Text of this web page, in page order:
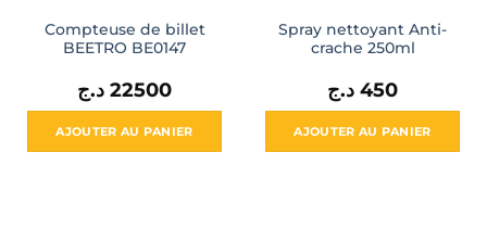
Compteuse de billet
BEETRO BE0147
22500 د.ج
AJOUTER AU PANIER
Spray nettoyant Anti-
crache 250ml
450 د.ج
AJOUTER AU PANIER